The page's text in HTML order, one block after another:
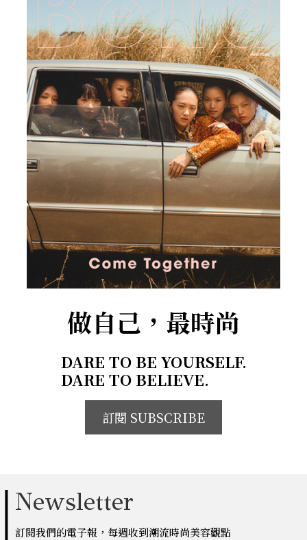
做自己，最時尚
DARE TO BE YOURSELF.
DARE TO BELIEVE.
訂閱 SUBSCRIBE
Newsletter
訂閱我們的電子報，每週收到潮流時尚美容觀點